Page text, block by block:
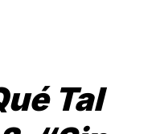
Tal